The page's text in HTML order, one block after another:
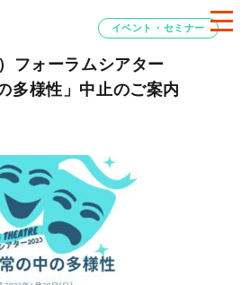
イベント・セミナー
フォーラムシアター
多様性」中止のご案内